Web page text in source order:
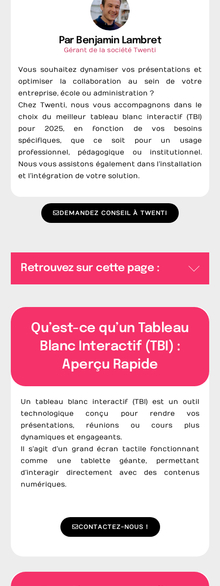
Par Benjamin Lambret
Gérant de la société Twenti
Vous souhaitez dynamiser vos présentations et
optimiser la collaboration au sein de votre
entreprise, école ou administration ?
Chez Twenti, nous vous accompagnons dans le
choix du meilleur tableau blanc interactif (TBI)
pour 2025, en fonction de vos besoins
spécifiques, que ce soit pour un usage
professionnel, pédagogique ou institutionnel.
Nous vous assistons également dans l’installation
et l’intégration de votre solution.
DEMANDEZ CONSEIL À TWENTI
Retrouvez sur cette page :
Qu’est-ce qu’un Tableau
Blanc Interactif (TBI) :
Aperçu Rapide
Un tableau blanc interactif (TBI) est un outil
technologique conçu pour rendre vos
présentations, réunions ou cours plus
dynamiques et engageants.
Il s’agit d’un grand écran tactile fonctionnant
comme une tablette géante, permettant
d’interagir directement avec des contenus
numériques.
CONTACTEZ-NOUS !